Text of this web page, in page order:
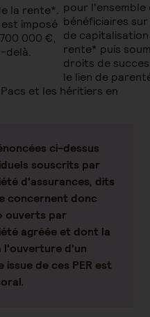
la rente*.
imposé
000 €,
delà.
pour l'ensemble
bénéficiaires
de
rente* puis
droits de
le lien de
et les héritiers en
ci-dessus
souscrits par
d'assurances, dits
concernent donc
ouverts par
agréée et dont la
l'ouverture d'un
de ces PER est